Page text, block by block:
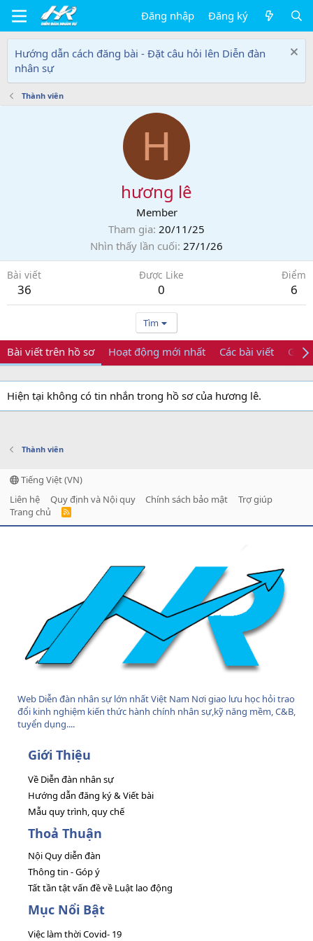
Đăng nhập Đăng ký
Hướng dẫn cách đăng bài - Đặt câu hỏi lên Diễn đàn
nhân sự
Thành viên
H
hương lê
Member
Tham gia 20/11/25
Nhìn thấy lần cuối 27/1/26
Bài viết
36
Được Like
0
Điểm
6
Tìm
Bài viết trên hồ sơ Hoạt động mới nhất Các bài viết Giới
Hiện tại không có tin nhắn trong hồ sơ của hương lê.
Thành viên
Tiếng Việt (VN)
Liên hệ
Quy định và Nội quy Chính sách bảo mật
Trợ giúp
Trang chủ
R
Web Diễn đàn nhân sự lớn nhất Việt Nam Nơi giao lưu học hỏi trao
đổi kinh nghiệm kiến thức hành chính nhân sự,kỹ năng mềm, C&B,
tuyển dụng....
Giới Thiệu
Về Diễn đàn nhân sự
Hướng dẫn đăng ký & Viết bài
Mẫu quy trình, quy chế
Thoả Thuận
Nội Quy diễn đàn
Thông tin - Góp ý
Tất tần tật vấn đề về Luật lao động
Mục Nổi Bật
Việc làm thời Covid- 19